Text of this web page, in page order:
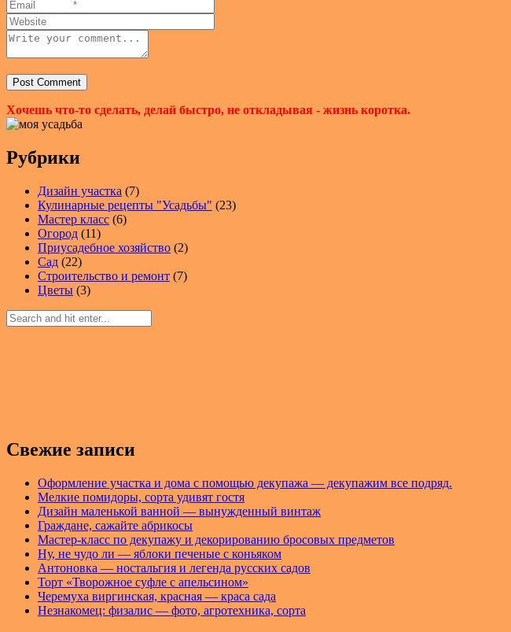
Хочешь что-то сделать, делай быстро, не откладывая - жизнь коротка.
Рубрики
Дизайн участка (7)
Кулинарные рецепты "Усадьбы" (23)
Мастер класс (6)
Огород (11)
Приусадебное хозяйство (2)
Сад (22)
Строительство и ремонт (7)
Цветы (3)
Свежие записи
Оформление участка и дома с помощью декупажа — декупажим все подряд.
Мелкие помидоры, сорта удивят гостя
Дизайн маленькой ванной — вынужденный винтаж
Граждане, сажайте абрикосы
Мастер-класс по декупажу и декорированию бросовых предметов
Ну, не чудо ли — яблоки печеные с коньяком
Антоновка — ностальгия и легенда русских садов
Торт «Творожное суфле с апельсином»
Черемуха виргинская, красная — краса сада
Незнакомец: физалис — фото, агротехника, сорта